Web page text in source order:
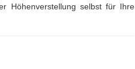
Höhenverstellung selbst für Ihre